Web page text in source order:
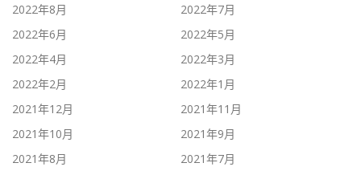
2022年8月
2022年7月
2022年6月
2022年5月
2022年4月
2022年3月
2022年2月
2022年1月
2021年12月
2021年11月
2021年10月
2021年9月
2021年8月
2021年7月